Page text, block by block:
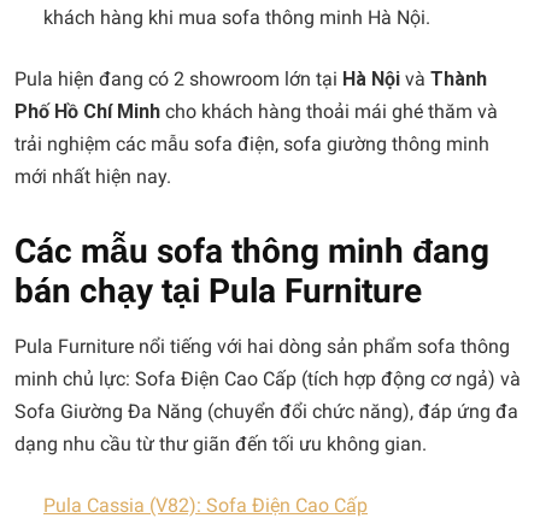
khách hàng khi mua sofa thông minh Hà Nội.
Pula hiện đang có 2 showroom lớn tại Hà Nội và Thành
Phố Hồ Chí Minh cho khách hàng thoải mái ghé thăm và
trải nghiệm các mẫu sofa điện, sofa giường thông minh
mới nhất hiện nay.
Các mẫu sofa thông minh đang
bán chạy tại Pula Furniture
Pula Furniture nổi tiếng với hai dòng sản phẩm sofa thông
minh chủ lực: Sofa Điện Cao Cấp (tích hợp động cơ ngả) và
Sofa Giường Đa Năng (chuyển đổi chức năng), đáp ứng đa
dạng nhu cầu từ thư giãn đến tối ưu không gian.
Pula Cassia (V82): Sofa Điện Cao Cấp